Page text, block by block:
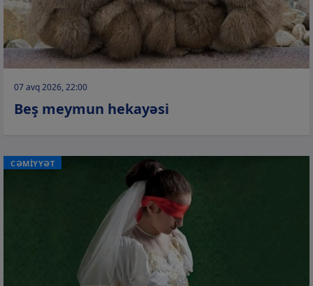
07 avq 2026, 22:00
Beş meymun hekayəsi
CƏMİYYƏT